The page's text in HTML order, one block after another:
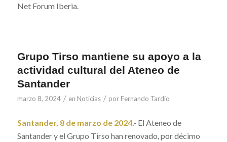
Net Forum Iberia.
Grupo Tirso mantiene su apoyo a la
actividad cultural del Ateneo de
Santander
marzo 8, 2024 / en Noticias / por Fernando Tardío
Santander, 8 de marzo de 2024.- El Ateneo de
Santander y el Grupo Tirso han renovado, por décimo